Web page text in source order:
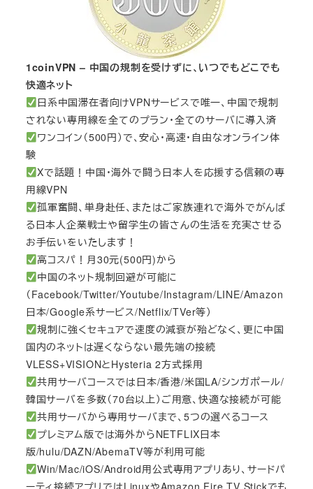
1coinVPN – 中国の規制を受けずに、いつでもどこでも
快適ネット
日系中国滞在者向けVPNサービスで唯一、中国で規制
されない専用線を全てのプラン・全てのサーバに導入済
ワンコイン（500円）で、安心・高速・自由なオンライン体
験
Xで話題！中国・海外で闘う日本人を応援する信頼の専
用線VPN
孤軍奮闘、単身赴任、またはご家族連れで海外でがんば
る日本人企業戦士や留学生の皆さんの生活を充実させる
お手伝いをいたします！
高コスパ！月30元(500円)から
中国のネット規制回避が可能に
（Facebook/Twitter/Youtube/Instagram/LINE/Amazon
日本/Google系サービス/Netflix/TVer等）
規制に強くセキュアで速度の減衰が殆どなく、更に中国
国内のネットは遅くならない最先端の接続
VLESS+VISIONとHysteria 2方式採用
共用サーバコースでは日本/香港/米国LA/シンガポール/
韓国サーバを多数（70台以上）ご用意、快適な接続が可能
共用サーバから専用サーバまで、5つの選べるコース
プレミアム版では海外からNETFLIX日本
版/hulu/DAZN/AbemaTV等が利用可能
Win/Mac/iOS/Android用公式専用アプリあり、サードパ